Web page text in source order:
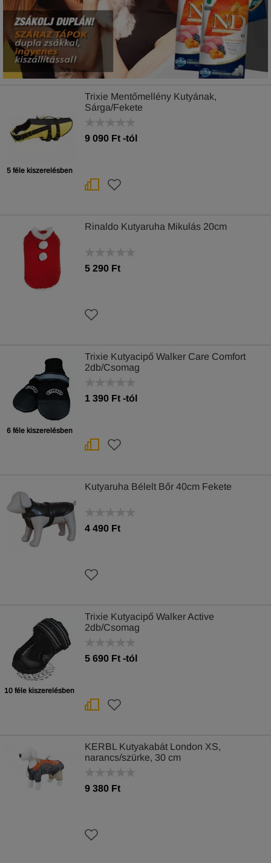
5 féle kiszerelésben
Trixie Mentőmellény Kutyának,
Sárga/Fekete
9 090 Ft -tól
Rinaldo Kutyaruha Mikulás 20cm
5 290 Ft
6 féle kiszerelésben
Trixie Kutyacipő Walker Care Comfort
2db/Csomag
1 390 Ft -tól
Kutyaruha Bélelt Bőr 40cm Fekete
4 490 Ft
10 féle kiszerelésben
Trixie Kutyacipő Walker Active
2db/Csomag
5 690 Ft -tól
KERBL Kutyakabát London XS,
narancs/szürke, 30 cm
9 380 Ft